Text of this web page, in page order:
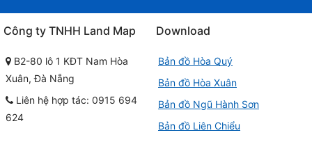
Công ty TNHH Land Map
B2-80 lô 1 KĐT Nam Hòa
Xuân, Đà Nẵng
Liên hệ hợp tác: 0915 694
624
Download
Bản đồ Hòa Quý
Bản đồ Hòa Xuân
Bản đồ Ngũ Hành Sơn
Bản đồ Liên Chiểu